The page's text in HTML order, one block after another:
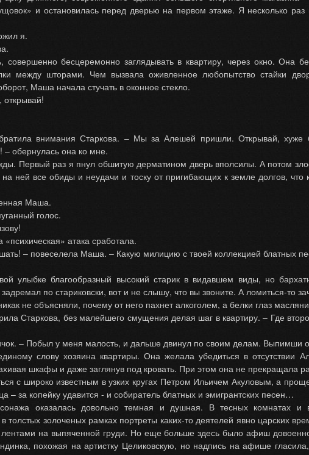
и остановилась перед дверью на первом этаже. Я несколько
я.
бесцеремонно заглядывать в квартиру, через окно. Она
между шторами. Чем вызвала оживленное любопытство стайки
Маша начала стучать в оконное стекло.
открывай!
внимания Старкова. – Мы за Алешей пришли. Открывай, хуже
– обернулась она ко мне.
Первый раз я пнул обшитую дерматином дверь вполсилы. А потом
ней все обиды и неудачи и тоску от пригибающих к земле долгов, что
Маша.
голос.
атака сработала.
– повеселела Маша. – Какую милицию с твоей коллекцией блатных
улыбке благообразный высокий старик в видавшем виды, но
по стариковски, вот и не слышу, что вы звоните. А ломиться-то
не объясняли, почему от него пахнет алкоголем, а белки глаз
Старкова, без малейшего смущения делая шаг в квартиру. – Где
– Побыл у меня малость, и дальше двинул по своим делам. Выпимши
слову хозяина квартиры. Она желала убедиться в отсутствии
шкафы и даже заглянув под кровать. При этом она не прекращала
с широко известным в узких кругах Петром Ильичем Акуловым, а
– за копейку удавится - и собиратель блатных и эмигрантских песен…
оказалась довольно темная и душная. В тесных комнатах
золоченых рамках портреты каких-то деятелей явно царских
лентами на выпяченной груди. Но еще больше здесь было афиш
похожая на артистку Целиковскую, но надпись на афише